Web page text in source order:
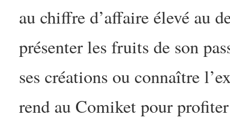
au chiffre d’affaire élevé au
présenter les fruits de son
ses créations ou connaître
rend au Comiket pour